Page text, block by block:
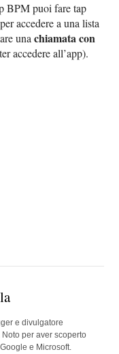
BPM puoi fare tap
accedere a una lista
unachiamata con
accedere all’app).
e divulgatore
per aver scoperto
e Microsoft.